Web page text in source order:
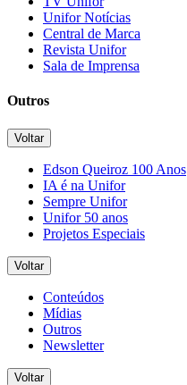
Unifor Notícias
Central de Marca
Revista Unifor
Sala de Imprensa
Outros
Voltar
Edson Queiroz 100 Anos
IA é na Unifor
Sempre Unifor
Unifor 50 anos
Projetos Especiais
Voltar
Conteúdos
Mídias
Outros
Newsletter
Voltar